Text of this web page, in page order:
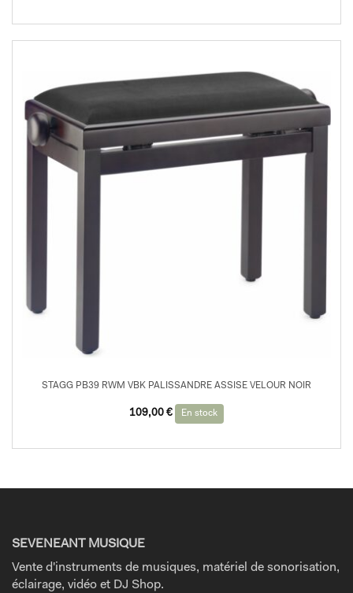
STAGG PB39 RWM VBK PALISSANDRE ASSISE VELOUR NOIR
109,00 € En stock
SEVENEANT MUSIQUE
Vente d'instruments de musiques, matériel de sonorisation,
éclairage, vidéo et DJ Shop.